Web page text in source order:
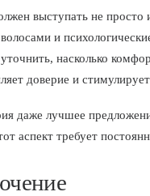
выступать не просто
и
насколько
доверие и
даже лучшее
аспект требует